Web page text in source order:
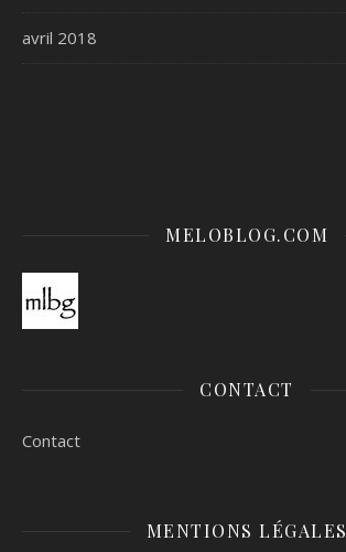
avril 2018
MELOBLOG.COM
CONTACT
Contact
MENTIONS LÉGALES